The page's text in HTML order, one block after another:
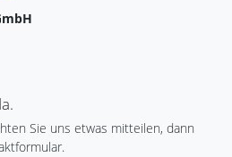
Sie uns etwas mitteilen, dann